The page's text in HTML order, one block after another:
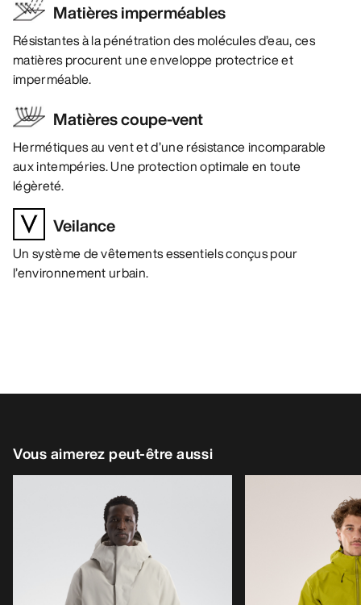
Matières imperméables
Résistantes à la pénétration des molécules d’eau, ces
matières procurent une enveloppe protectrice et
imperméable.
Matières coupe-vent
Hermétiques au vent et d’une résistance incomparable
aux intempéries. Une protection optimale en toute
légèreté.
Veilance
Un système de vêtements essentiels conçus pour
l’environnement urbain.
Vous aimerez peut-être aussi